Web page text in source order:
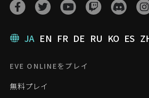
JA EN FR DE RU KO ES
EVE ONLINEをプレイ
無料プレイ